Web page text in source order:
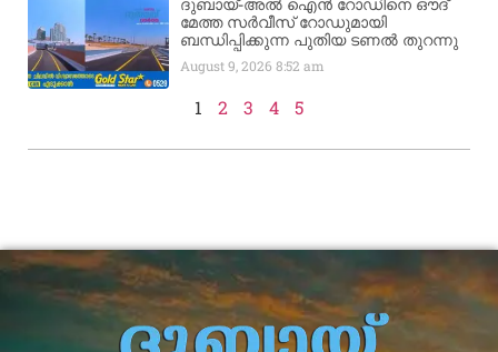
ദുബായ്-അൽ ഐൻ റോഡിനെ ഔദ്
മേത്ത സർവീസ് റോഡുമായി
ബന്ധിപ്പിക്കുന്ന പുതിയ ടണൽ തുറന്നു
August 9, 20268:52 am
1 2 3 4 5